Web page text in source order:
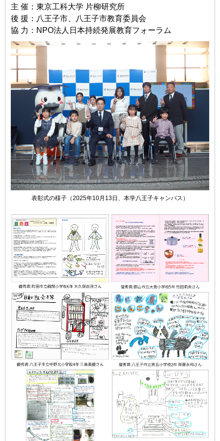
主 催：東京⼯科⼤学 ⽚柳研究所
後 援：⼋王⼦市、⼋王⼦市教育委員会
協 ⼒：NPO法⼈⽇本持続発展教育フォーラム
表彰式の様⼦（2025年10⽉13⽇、本学⼋王⼦キャンパス）